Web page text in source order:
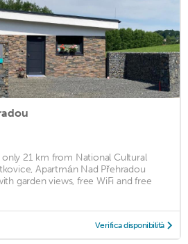
21 km from National Cultural
Apartmán Nad Přehradou
garden views, free WiFi and free
Verifica disponibilità